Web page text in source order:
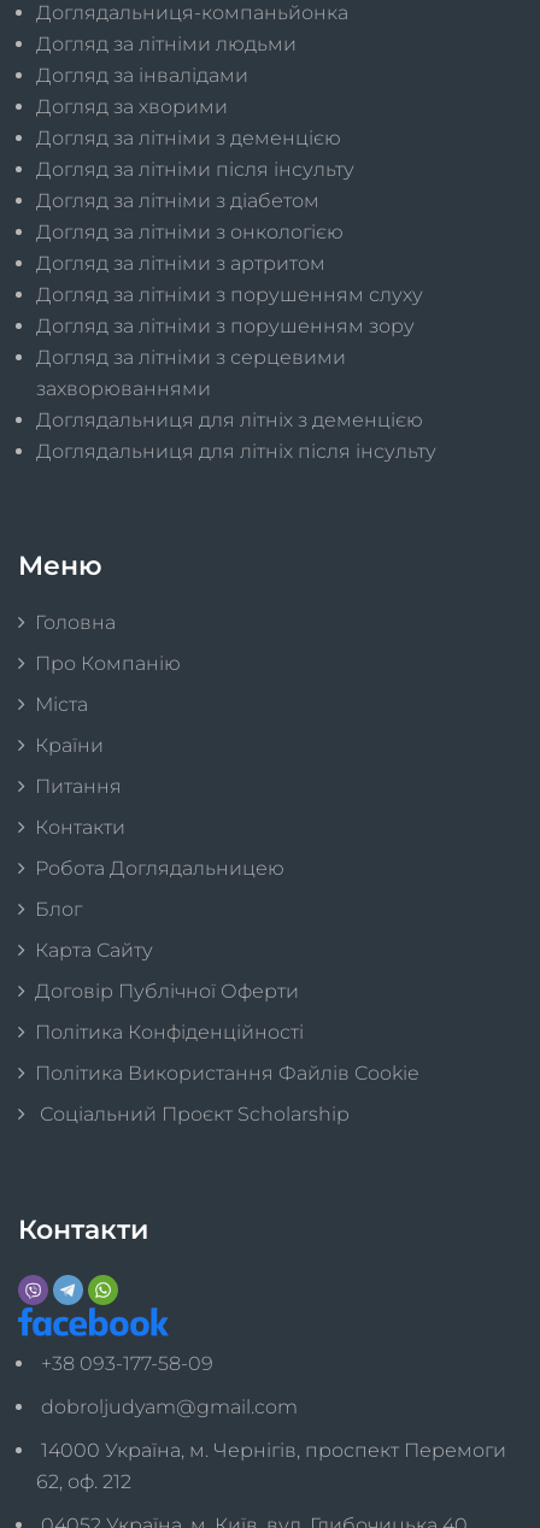
Доглядальниця-компаньйонка
Догляд за літніми людьми
Догляд за інвалідами
Догляд за хворими
Догляд за літніми з деменцією
Догляд за літніми після інсульту
Догляд за літніми з діабетом
Догляд за літніми з онкологією
Догляд за літніми з артритом
Догляд за літніми з порушенням слуху
Догляд за літніми з порушенням зору
Догляд за літніми з серцевими
захворюваннями
Доглядальниця для літніх з деменцією
Доглядальниця для літніх після інсульту
Меню
Головна
Про Компанію
Міста
Країни
Питання
Контакти
Робота Доглядальницею
Блог
Карта Сайту
Договір Публічної Оферти
Політика Конфіденційності
Політика Використання Файлів Cookie
Соціальний Проєкт Scholarship
Контакти
+38 093-177-58-09
dobroljudyam@gmail.com
14000 Україна, м. Чернігів, проспект Перемоги
62, оф. 212